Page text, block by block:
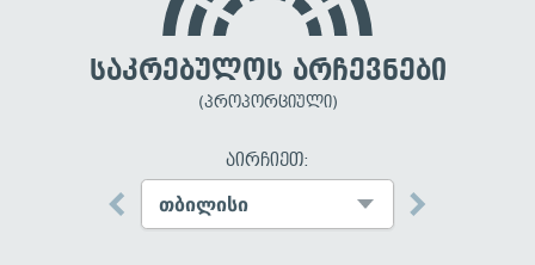
საკრებულოს არჩევნები
(პროპორციული)
აირჩიეთ: